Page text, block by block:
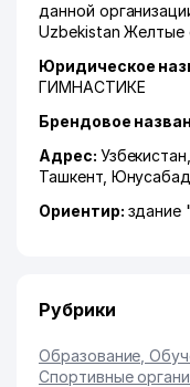
данной
Uzbekistan Желтые
Юридическое
ГИМНАСТИКЕ
Брендовое
Адрес:
Ташкент,
Ориентир:
Рубрики
Образование,
Спортивные